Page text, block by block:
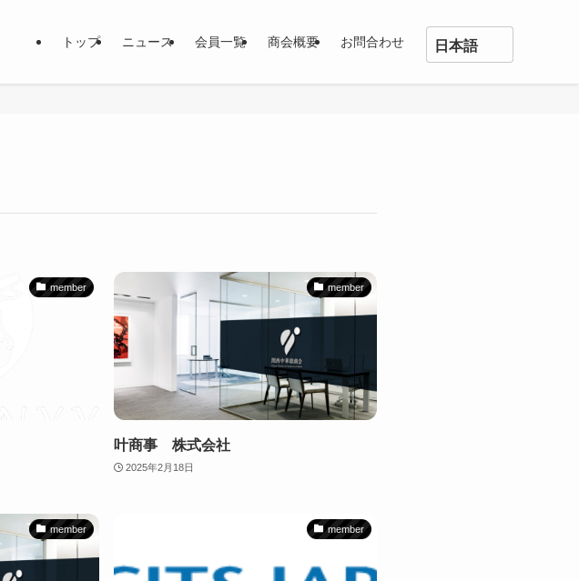
トップ ニュース 会員一覧 商会概要 お問合わせ
日本語
member member
叶商事 株式会社
2025年2月18日
member member